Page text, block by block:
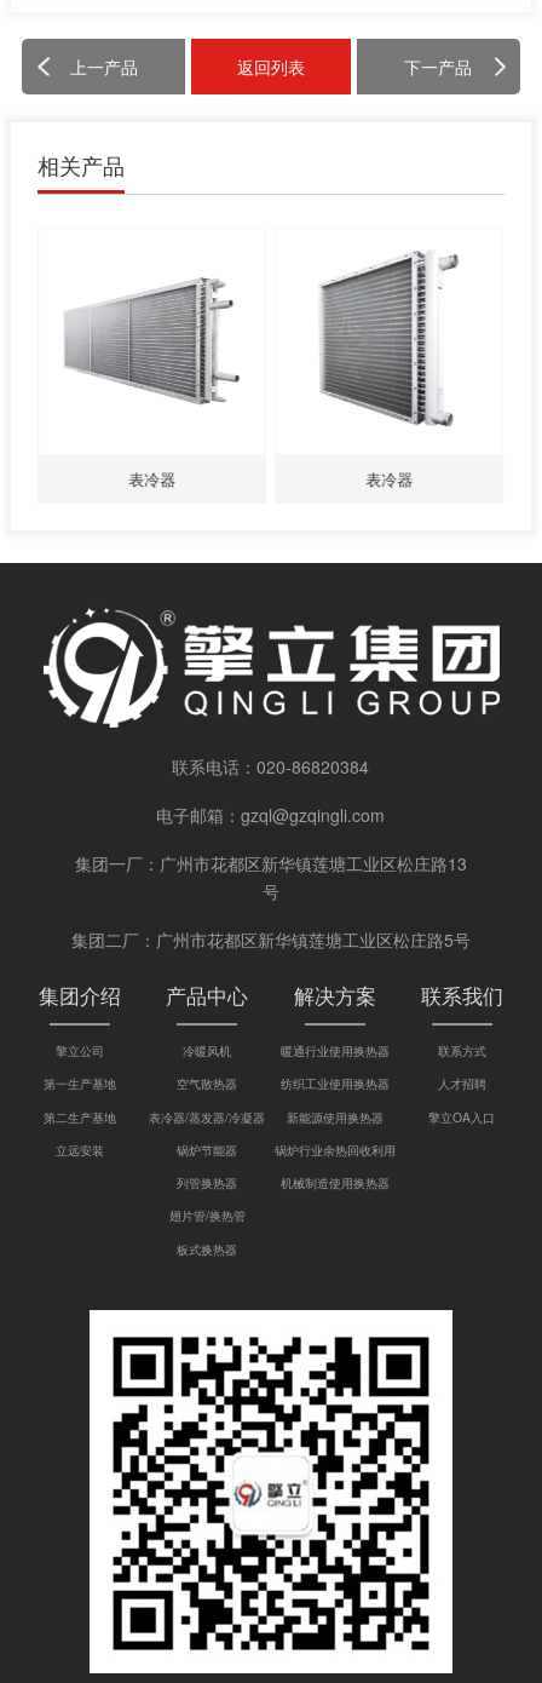
上一产品 返回列表 下一产品
相关产品
表冷器 表冷器
联系电话：020-86820384
电子邮箱：gzql@gzqingli.com
集团一厂：广州市花都区新华镇莲塘工业区松庄路13
号
集团二厂：广州市花都区新华镇莲塘工业区松庄路5号
集团介绍
擎立公司
第一生产基地
第二生产基地
立远安装
产品中心
冷暖风机
空气散热器
表冷器/蒸发器/冷凝器
锅炉节能器
列管换热器
翅片管/换热管
板式换热器
解决方案
暖通行业使用换热器
纺织工业使用换热器
新能源使用换热器
锅炉行业余热回收利用
机械制造使用换热器
联系我们
联系方式
人才招聘
擎立OA入口